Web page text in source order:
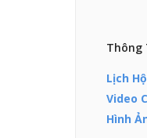
Thông
Lịch
Video
Hình